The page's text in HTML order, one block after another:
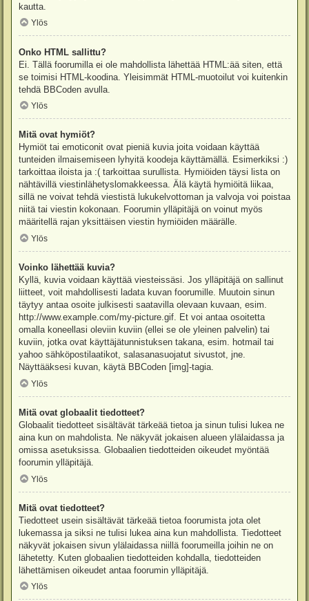
kautta.
Ylös
Onko HTML sallittu?
Ei. Tällä foorumilla ei ole mahdollista lähettää HTML:ää siten, että
se toimisi HTML-koodina. Yleisimmät HTML-muotoilut voi kuitenkin
tehdä BBCoden avulla.
Ylös
Mitä ovat hymiöt?
Hymiöt tai emoticonit ovat pieniä kuvia joita voidaan käyttää
tunteiden ilmaisemiseen lyhyitä koodeja käyttämällä. Esimerkiksi :)
tarkoittaa iloista ja :( tarkoittaa surullista. Hymiöiden täysi lista on
nähtävillä viestinlähetyslomakkeessa. Älä käytä hymiöitä liikaa,
sillä ne voivat tehdä viestistä lukukelvottoman ja valvoja voi poistaa
niitä tai viestin kokonaan. Foorumin ylläpitäjä on voinut myös
määritellä rajan yksittäisen viestin hymiöiden määrälle.
Ylös
Voinko lähettää kuvia?
Kyllä, kuvia voidaan käyttää viesteissäsi. Jos ylläpitäjä on sallinut
liitteet, voit mahdollisesti ladata kuvan foorumille. Muutoin sinun
täytyy antaa osoite julkisesti saatavilla olevaan kuvaan, esim.
http://www.example.com/my-picture.gif. Et voi antaa osoitetta
omalla koneellasi oleviin kuviin (ellei se ole yleinen palvelin) tai
kuviin, jotka ovat käyttäjätunnistuksen takana, esim. hotmail tai
yahoo sähköpostilaatikot, salasanasuojatut sivustot, jne.
Näyttääksesi kuvan, käytä BBCoden [img]-tagia.
Ylös
Mitä ovat globaalit tiedotteet?
Globaalit tiedotteet sisältävät tärkeää tietoa ja sinun tulisi lukea ne
aina kun on mahdolista. Ne näkyvät jokaisen alueen ylälaidassa ja
omissa asetuksissa. Globaalien tiedotteiden oikeudet myöntää
foorumin ylläpitäjä.
Ylös
Mitä ovat tiedotteet?
Tiedotteet usein sisältävät tärkeää tietoa foorumista jota olet
lukemassa ja siksi ne tulisi lukea aina kun mahdollista. Tiedotteet
näkyvät jokaisen sivun ylälaidassa niillä foorumeilla joihin ne on
lähetetty. Kuten globaalien tiedotteiden kohdalla, tiedotteiden
lähettämisen oikeudet antaa foorumin ylläpitäjä.
Ylös